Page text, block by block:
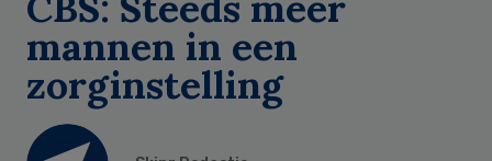
mannen in een
zorginstelling